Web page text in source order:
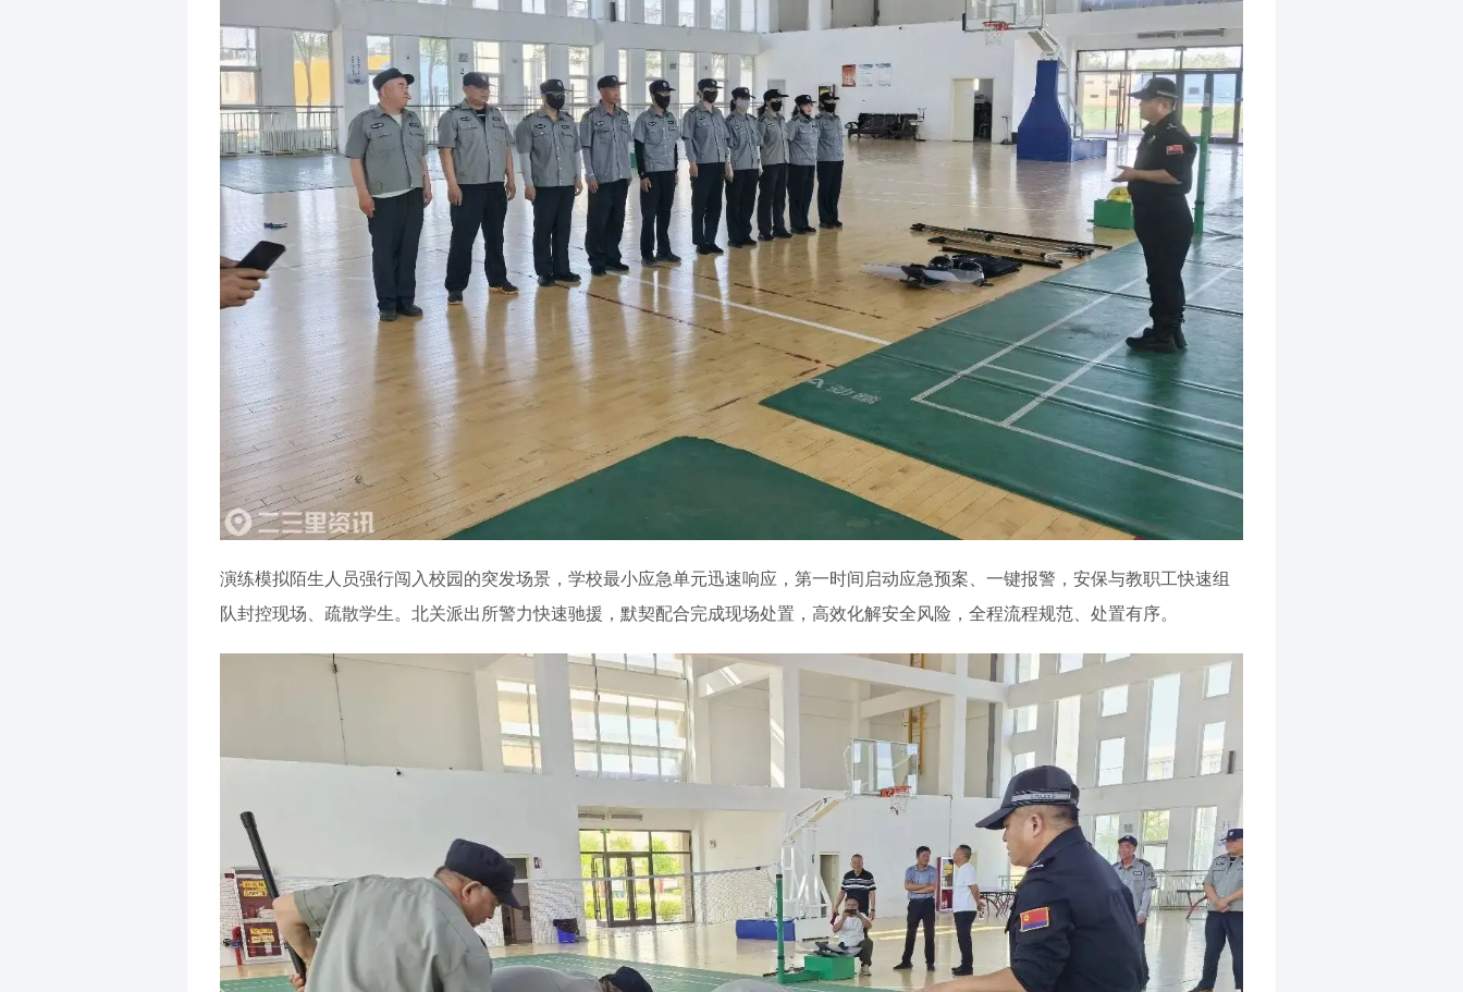
演练模拟陌生人员强行闯入校园的突发场景，学校最小应急单元迅速响应，第一时间启动应急预案、一键报警，安保与教职工快速组
队封控现场、疏散学生。北关派出所警力快速驰援，默契配合完成现场处置，高效化解安全风险，全程流程规范、处置有序。